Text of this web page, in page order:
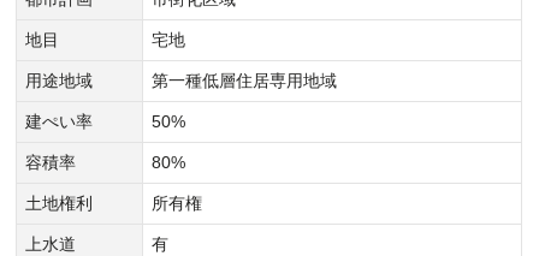
地目 宅地
用途地域 第一種低層住居専用地域
建ぺい率 50%
容積率 80%
土地権利 所有権
上水道 有